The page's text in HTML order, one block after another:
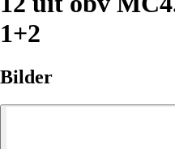
1+2
Bilder